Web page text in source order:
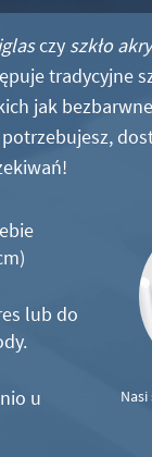
czy szkło
tradycyjne
jak
lub do
u